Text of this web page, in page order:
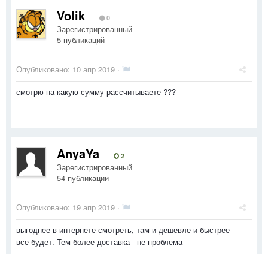
Volik 0
Зарегистрированный
5 публикаций
Опубликовано: 10 апр 2019 ·
смотрю на какую сумму рассчитываете ???
AnyaYa 2
Зарегистрированный
54 публикации
Опубликовано: 19 апр 2019 ·
выгоднее в интернете смотреть, там и дешевле и быстрее
все будет. Тем более доставка - не проблема